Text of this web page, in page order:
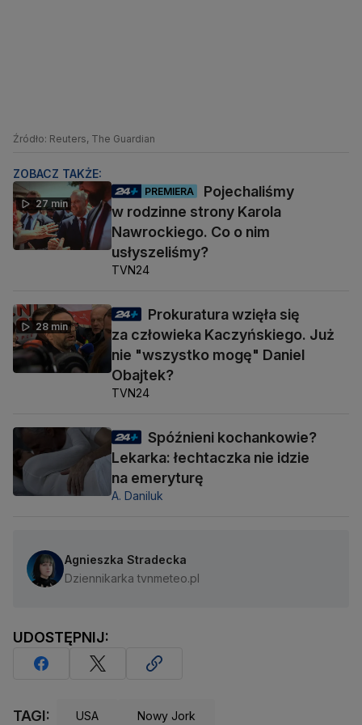
Źródło: Reuters, The Guardian
ZOBACZ TAKŻE:
27 min
PREMIERA
Pojechaliśmy
w rodzinne strony Karola
Nawrockiego. Co o nim
usłyszeliśmy?
TVN24
28 min
Prokuratura wzięła się
za człowieka Kaczyńskiego. Już
nie "wszystko mogę" Daniel
Obajtek?
TVN24
Spóźnieni kochankowie?
Lekarka: łechtaczka nie idzie
na emeryturę
A. Daniluk
Agnieszka Stradecka
Dziennikarka tvnmeteo.pl
UDOSTĘPNIJ:
TAGI: USA Nowy Jork